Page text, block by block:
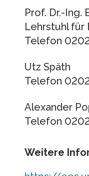
Prof. Dr.-Ing.
Lehrstuhl für
Telefon
Utz Späth
Telefon
Alexander
Telefon
Weitere